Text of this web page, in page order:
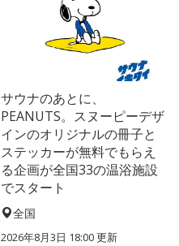
サウナのあとに、
PEANUTS。スヌーピーデザ
インのオリジナルの冊子と
ステッカーが無料でもらえ
る企画が全国33の温浴施設
でスタート
全国
2026年8月3日 18:00更新